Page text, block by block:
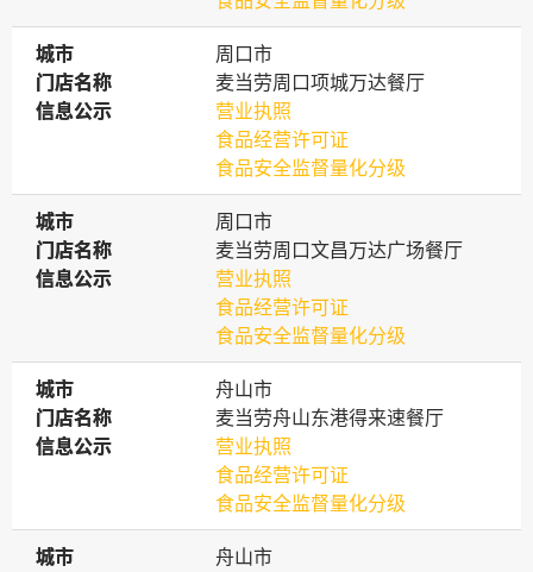
城市
城市
周口市
门店名称
门店名称
麦当劳周口项城万达餐厅
信息公示
信息公示
营业执照
食品经营许可证
食品安全监督量化分级
城市
城市
周口市
门店名称
门店名称
麦当劳周口文昌万达广场餐厅
信息公示
信息公示
营业执照
食品经营许可证
食品安全监督量化分级
城市
城市
舟山市
门店名称
门店名称
麦当劳舟山东港得来速餐厅
信息公示
信息公示
营业执照
食品经营许可证
食品安全监督量化分级
城市
城市
舟山市